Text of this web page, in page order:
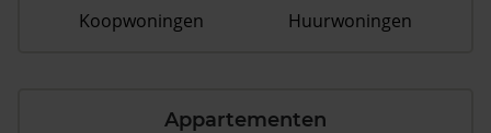
Koopwoningen
Huurwoningen
Appartementen